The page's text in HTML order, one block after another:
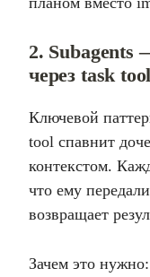
2. Subagents
через task tool
Ключевой
tool спавнит
контекстом.
что ему
возвращает
Зачем это нужно: